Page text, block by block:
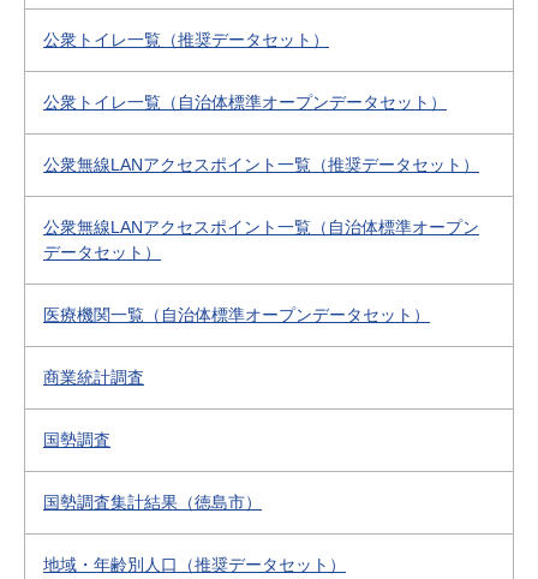
公衆トイレ一覧（推奨データセット）
公衆トイレ一覧（自治体標準オープンデータセット）
公衆無線LANアクセスポイント一覧（推奨データセット）
公衆無線LANアクセスポイント一覧（自治体標準オープン
データセット）
医療機関一覧（自治体標準オープンデータセット）
商業統計調査
国勢調査
国勢調査集計結果（徳島市）
地域・年齢別人口（推奨データセット）